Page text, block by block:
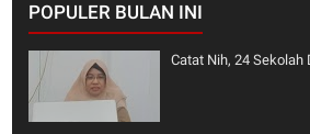
POPULER BULAN INI
Catat Nih, 24